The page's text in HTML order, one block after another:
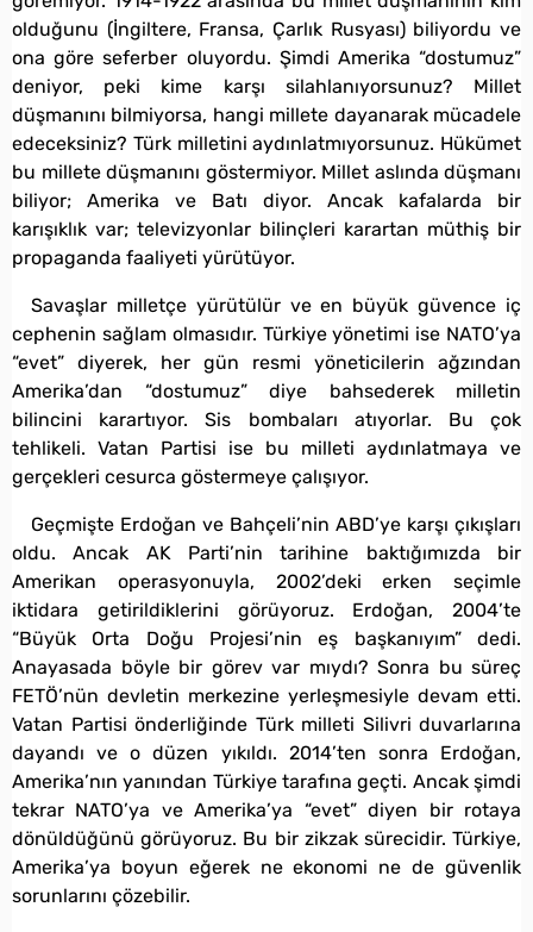
olduğunu (İngiltere, Fransa, Çarlık Rusyası) biliyordu ve
ona göre seferber oluyordu. Şimdi Amerika “dostumuz”
deniyor, peki kime karşı silahlanıyorsunuz? Millet
düşmanını bilmiyorsa, hangi millete dayanarak mücadele
edeceksiniz? Türk milletini aydınlatmıyorsunuz. Hükümet
bu millete düşmanını göstermiyor. Millet aslında düşmanı
biliyor; Amerika ve Batı diyor. Ancak kafalarda bir
karışıklık var; televizyonlar bilinçleri karartan müthiş bir
propaganda faaliyeti yürütüyor.
Savaşlar milletçe yürütülür ve en büyük güvence iç
cephenin sağlam olmasıdır. Türkiye yönetimi ise NATO’ya
“evet” diyerek, her gün resmi yöneticilerin ağzından
Amerika’dan “dostumuz” diye bahsederek milletin
bilincini karartıyor. Sis bombaları atıyorlar. Bu çok
tehlikeli. Vatan Partisi ise bu milleti aydınlatmaya ve
gerçekleri cesurca göstermeye çalışıyor.
Geçmişte Erdoğan ve Bahçeli’nin ABD’ye karşı çıkışları
oldu. Ancak AK Parti’nin tarihine baktığımızda bir
Amerikan operasyonuyla, 2002’deki erken seçimle
iktidara getirildiklerini görüyoruz. Erdoğan, 2004’te
“Büyük Orta Doğu Projesi’nin eş başkanıyım” dedi.
Anayasada böyle bir görev var mıydı? Sonra bu süreç
FETÖ’nün devletin merkezine yerleşmesiyle devam etti.
Vatan Partisi önderliğinde Türk milleti Silivri duvarlarına
dayandı ve o düzen yıkıldı. 2014’ten sonra Erdoğan,
Amerika’nın yanından Türkiye tarafına geçti. Ancak şimdi
tekrar NATO’ya ve Amerika’ya “evet” diyen bir rotaya
dönüldüğünü görüyoruz. Bu bir zikzak sürecidir. Türkiye,
Amerika’ya boyun eğerek ne ekonomi ne de güvenlik
sorunlarını çözebilir.